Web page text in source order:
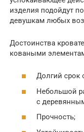
изделия подойдут
девушкам любых
Достоинства
коваными
Долгий срок
Небольшой
с
Прочность;